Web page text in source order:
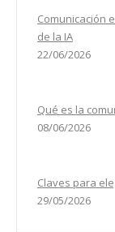
Comunicación
de la IA
22/06/2026
Qué es la
08/06/2026
Claves para
29/05/2026